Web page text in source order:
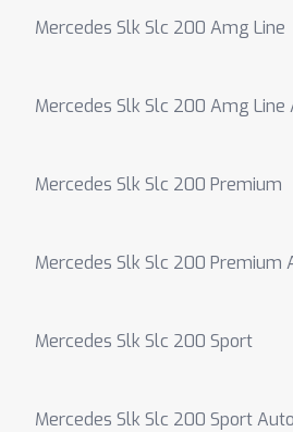
Mercedes Slk Slc 200 Amg Line
Mercedes Slk Slc 200 Amg Line
Mercedes Slk Slc 200 Premium
Mercedes Slk Slc 200 Premium
Mercedes Slk Slc 200 Sport
Mercedes Slk Slc 200 Sport Auto